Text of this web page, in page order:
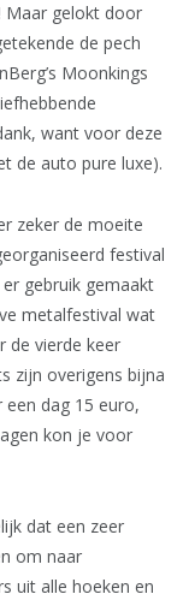
Maar gelokt door
de pech
Moonkings
want voor deze
de auto pure luxe).
zeker de moeite
festival
gebruik gemaakt
metalfestival wat
de vierde keer
zijn overigens bijna
dag 15 euro,
kon je voor
dat een zeer
om naar
uit alle hoeken en